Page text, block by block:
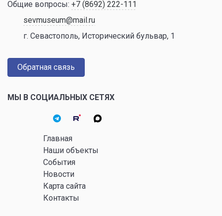
Общие вопросы: +7 (8692) 222-111
sevmuseum@mail.ru
г. Севастополь, Исторический бульвар, 1
Обратная связь
МЫ В СОЦИАЛЬНЫХ СЕТЯХ
Главная
Наши объекты
События
Новости
Карта сайта
Контакты